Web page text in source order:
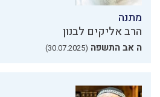
מתנה
הרב אליקים לבנון
ה אב התשפה (30.07.2025)